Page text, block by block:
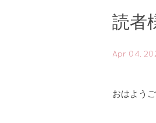
読者
Apr 04,
おはよう